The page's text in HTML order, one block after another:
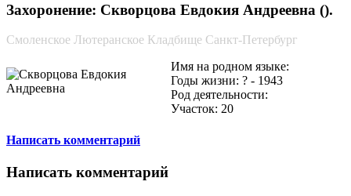
Захоронение: Скворцова Евдокия Андреевна ().
Смоленское Лютеранское Кладбище Санкт-Петербург
Имя на родном языке:
Годы жизни: ? - 1943
Род деятельности:
Участок: 20
Написать комментарий
Написать комментарий